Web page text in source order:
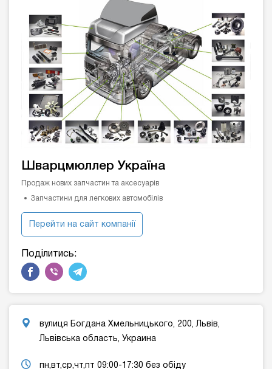
Шварцмюллер Україна
Продаж нових запчастин та аксесуарів
Запчастини для легкових автомобілів
Перейти на сайт компанії
Поділитись:
вулиця Богдана Хмельницького, 200, Львів,
Львівська область, Украина
пн,вт,ср,чт,пт 09:00-17:30 без обіду